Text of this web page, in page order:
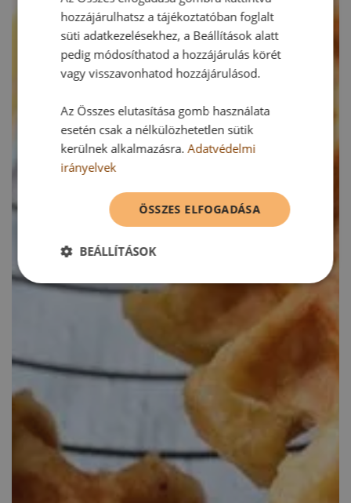
hozzájárulhatsz a tájékoztatóban foglalt
süti adatkezelésekhez, a Beállítások alatt
pedig módosíthatod a hozzájárulás körét
vagy visszavonhatod hozzájárulásod.
Az Összes elutasítása gomb használata
esetén csak a nélkülözhetetlen sütik
kerülnek alkalmazásra.Adatvédelmi
irányelvek
ÖSSZES ELFOGADÁSA
BEÁLLÍTÁSOK